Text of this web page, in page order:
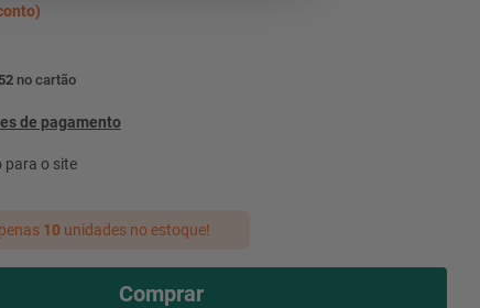
no cartão
de pagamento
para o site
10 unidades no estoque!
Comprar